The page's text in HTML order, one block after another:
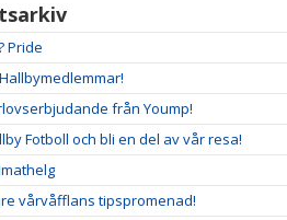
Pride
från Yoump!
Fotboll och bli en del av vår resa!
vårvåfflans tipspromenad!